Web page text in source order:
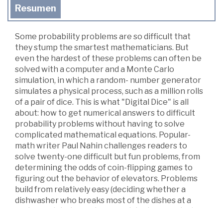
Resumen
Some probability problems are so difficult that
they stump the smartest mathematicians. But
even the hardest of these problems can often be
solved with a computer and a Monte Carlo
simulation, in which a random- number generator
simulates a physical process, such as a million rolls
of a pair of dice. This is what "Digital Dice" is all
about: how to get numerical answers to difficult
probability problems without having to solve
complicated mathematical equations. Popular-
math writer Paul Nahin challenges readers to
solve twenty-one difficult but fun problems, from
determining the odds of coin-flipping games to
figuring out the behavior of elevators. Problems
build from relatively easy (deciding whether a
dishwasher who breaks most of the dishes at a